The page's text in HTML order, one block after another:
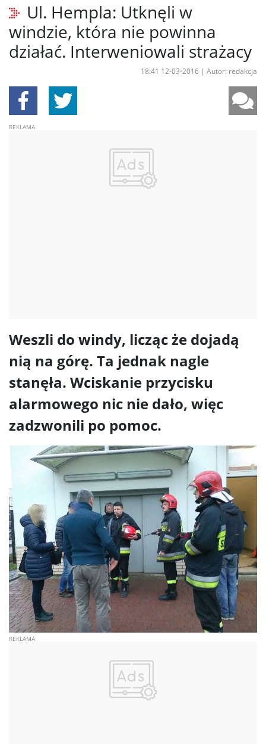
Ul. Hempla: Utknęli w
windzie, która nie powinna
działać. Interweniowali strażacy
18:41 12-03-2016 | Autor: redakcja
Weszli do windy, licząc że dojadą
nią na górę. Ta jednak nagle
stanęła. Wciskanie przycisku
alarmowego nic nie dało, więc
zadzwonili po pomoc.